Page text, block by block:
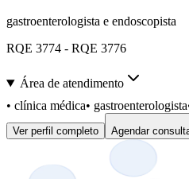
gastroenterologista e endoscopista
RQE 3774 - RQE 3776
Área de atendimento
• clínica médica• gastroenterologista
Ver perfil completo Agendar